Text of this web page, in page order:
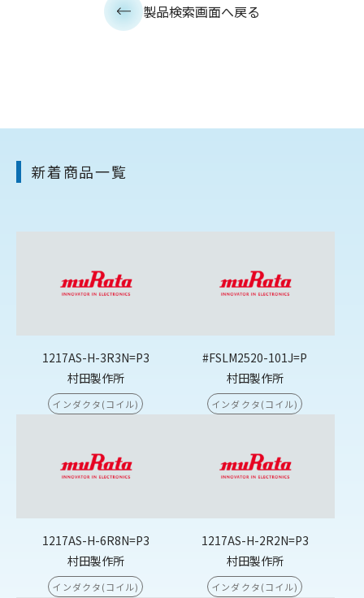
製品検索画面へ戻る
新着商品一覧
1217AS-H-3R3N=P3
村田製作所
インダクタ(コイル)
#FSLM2520-101J=P
村田製作所
インダクタ(コイル)
1217AS-H-6R8N=P3
村田製作所
インダクタ(コイル)
1217AS-H-2R2N=P3
村田製作所
インダクタ(コイル)